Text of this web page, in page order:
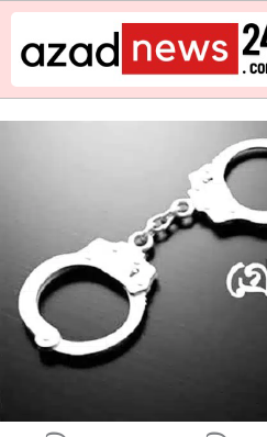
Skip
content